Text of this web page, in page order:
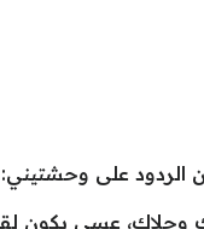
الردود على وحشتيني:
عسى يكون